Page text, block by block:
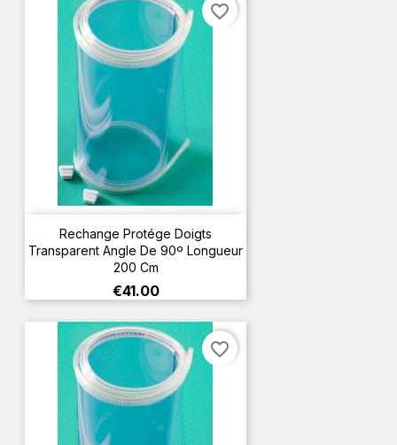
Rechange Protége Doigts
Transparent Angle De 90º Longueur
200 Cm
Price
€41.00
favorite_border
favorite_border